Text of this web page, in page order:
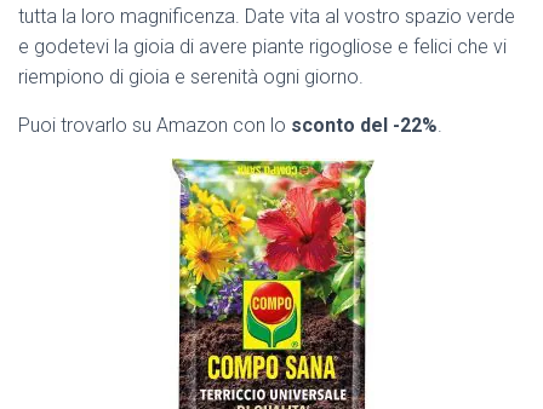
tutta la loro magnificenza. Date vita al vostro spazio verde
e godetevi la gioia di avere piante rigogliose e felici che vi
riempiono di gioia e serenità ogni giorno.
Puoi trovarlo su Amazon con lo sconto del -22%.